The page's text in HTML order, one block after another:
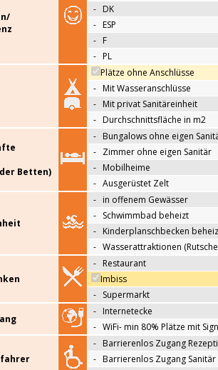
- DK
- ESP
- F
- PL
Plätze ohne Anschlüsse
- Mit Wasseranschlüsse
- Mit privat Sanitäreinheit
- Durchschnittsfläche in m2
Betten)
- Bungalows ohne eigen
- Zimmer ohne eigen Sanitär
- Mobilheime
- Ausgerüstet Zelt
- in offenem Gewässer
- Schwimmbad beheizt
- Kinderplanschbecken
- Wasserattraktionen
- Restaurant
Imbiss
- Supermarkt
- Internetecke
- WiFi- min 80% Plätze mit
- Barrierenlos Zugang
- Barrierenlos Zugang Sanitär